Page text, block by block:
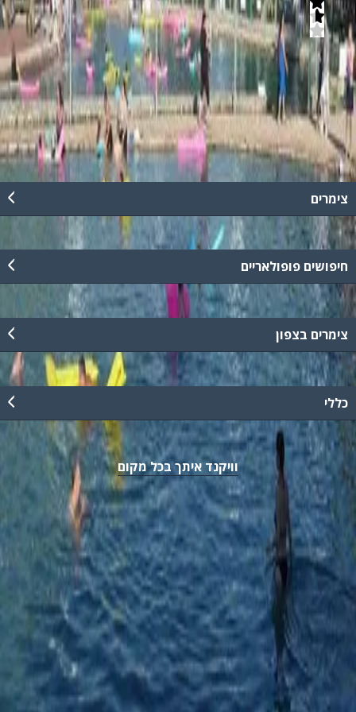
3.6
7 חוות דעת)
חווית נופש המשלבת בילוי לכל המשפחה, לינת שטח ושלל אטרקציות.
הפארק מוצל וכולל שלוש בריכות, מתקנים לילדים, מגלשות, שולחנות
פיקניק, פינת מנגל ועוד.
קרא עוד
צימרים
חיפושים פופולאריים
צימרים בצפון
כללי
וויקנד איתך בכל מקום
נגישות
מדיניות פרטיות
כל הזכויות שמורות וויקנד ©
2026